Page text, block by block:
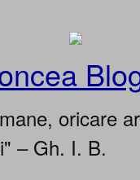
oricare
– Gh. I. B.